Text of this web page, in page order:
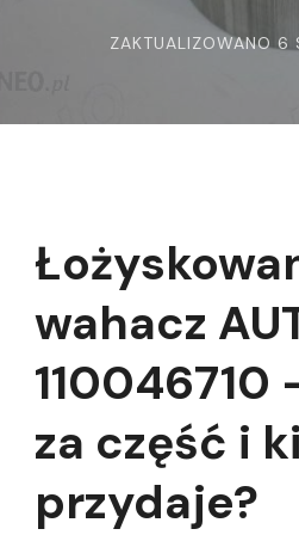
ZAKTUALIZOWANO6
wahacz
110046710
za część i
przydaje?